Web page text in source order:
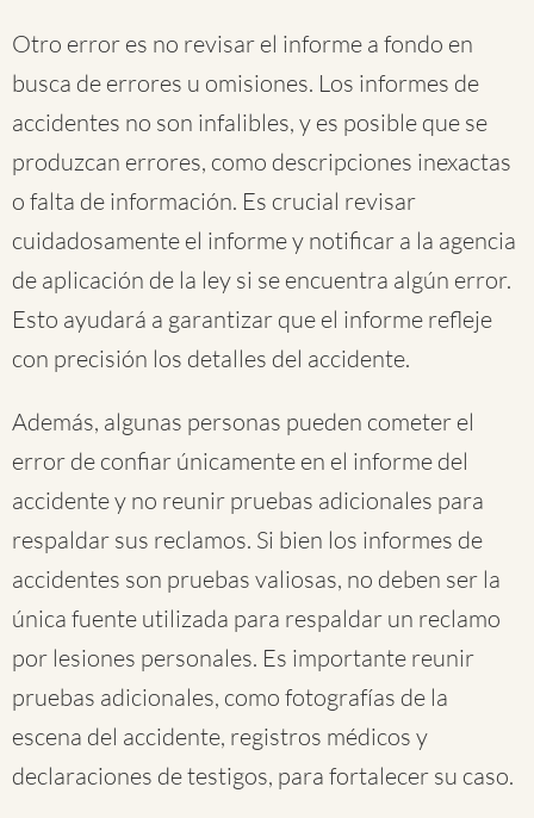
Otro error es no revisar el informe a fondo en
busca de errores u omisiones. Los informes de
accidentes no son infalibles, y es posible que se
produzcan errores, como descripciones inexactas
o falta de información. Es crucial revisar
cuidadosamente el informe y notificar a la agencia
de aplicación de la ley si se encuentra algún error.
Esto ayudará a garantizar que el informe refleje
con precisión los detalles del accidente.
Además, algunas personas pueden cometer el
error de confiar únicamente en el informe del
accidente y no reunir pruebas adicionales para
respaldar sus reclamos. Si bien los informes de
accidentes son pruebas valiosas, no deben ser la
única fuente utilizada para respaldar un reclamo
por lesiones personales. Es importante reunir
pruebas adicionales, como fotografías de la
escena del accidente, registros médicos y
declaraciones de testigos, para fortalecer su caso.